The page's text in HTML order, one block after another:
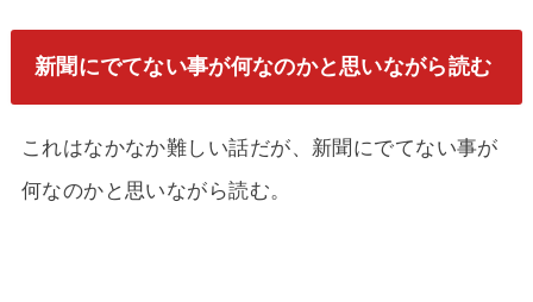
新聞にでてない事が何なのかと思いながら読む
これはなかなか難しい話だが、新聞にでてない事が
何なのかと思いながら読む。